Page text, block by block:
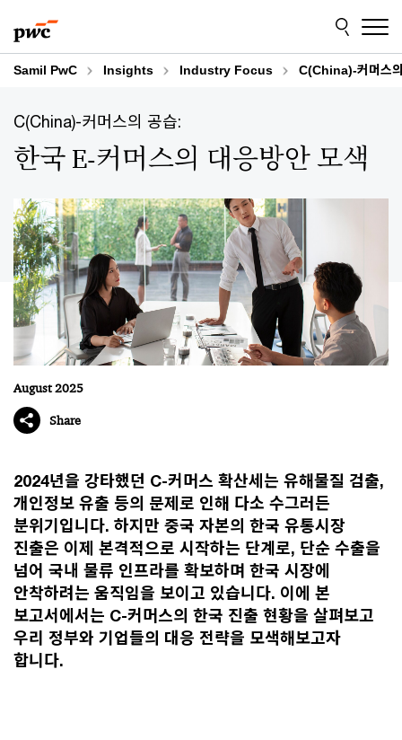
to
content
to
footer
Samil PwC Insights Industry Focus C(China)-커머스
C(China)-커머스의 공습:
한국 E-커머스의 대응방안 모색
August 2025
Share
2024년을 강타했던 C-커머스 확산세는 유해물질 검출,
개인정보 유출 등의 문제로 인해 다소 수그러든
분위기입니다. 하지만 중국 자본의 한국 유통시장
진출은 이제 본격적으로 시작하는 단계로, 단순 수출을
넘어 국내 물류 인프라를 확보하며 한국 시장에
안착하려는 움직임을 보이고 있습니다. 이에 본
보고서에서는 C-커머스의 한국 진출 현황을 살펴보고
우리 정부와 기업들의 대응 전략을 모색해보고자
합니다.